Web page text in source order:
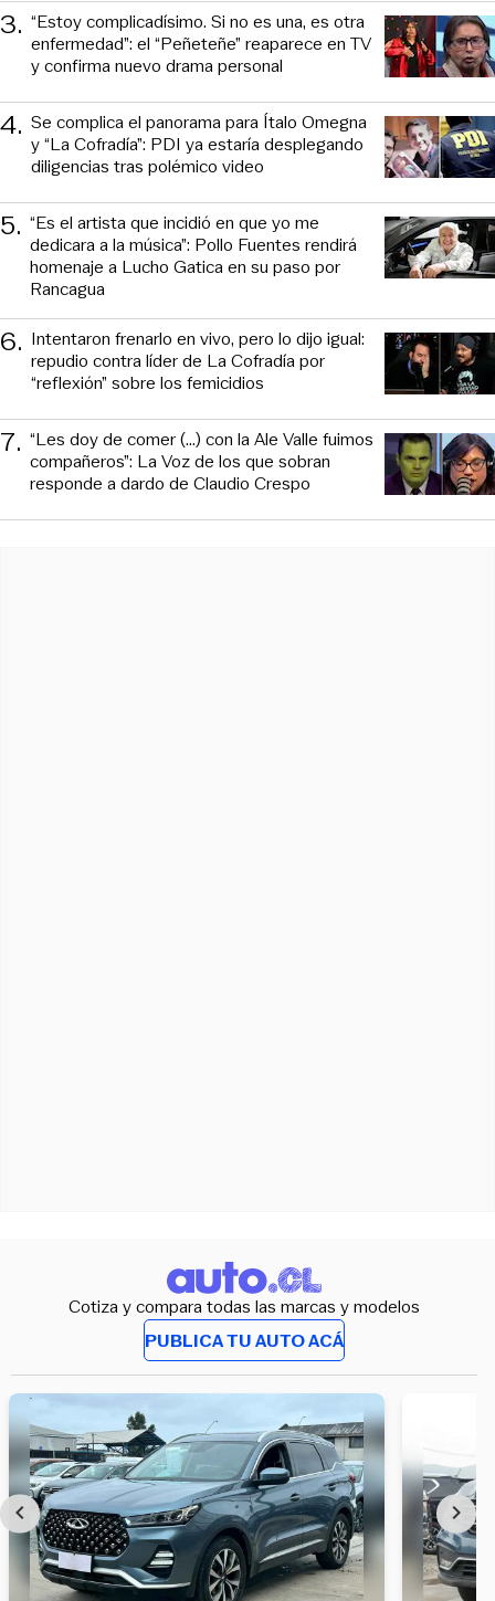
3. “Estoy complicadísimo. Si no es una, es otra
enfermedad”: el “Peñeteñe” reaparece en TV
y confirma nuevo drama personal
4. Se complica el panorama para Ítalo Omegna
y “La Cofradía”: PDI ya estaría desplegando
diligencias tras polémico video
5. “Es el artista que incidió en que yo me
dedicara a la música”: Pollo Fuentes rendirá
homenaje a Lucho Gatica en su paso por
Rancagua
6. Intentaron frenarlo en vivo, pero lo dijo igual:
repudio contra líder de La Cofradía por
“reflexión” sobre los femicidios
7. “Les doy de comer (...) con la Ale Valle fuimos
compañeros”: La Voz de los que sobran
responde a dardo de Claudio Crespo
Cotiza y compara todas las marcas y modelos
PUBLICA TU AUTO ACÁ